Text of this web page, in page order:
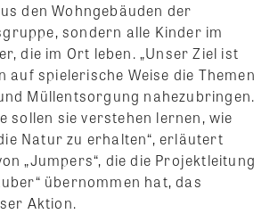
den Wohngebäuden der
sondern alle Kinder im
die im Ort leben. „Unser Ziel ist
auf spielerische Weise die Themen
Müllentsorgung nahezubringen.
sollen sie verstehen lernen, wie
Natur zu erhalten“, erläutert
„Jumpers“, die die Projektleitung
übernommen hat, das
Aktion.